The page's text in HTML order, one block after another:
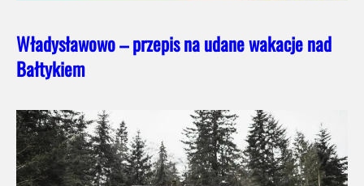
Władysławowo – przepis na udane wakacje nad
Bałtykiem